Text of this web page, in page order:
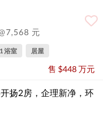
元
浴室 居屋
售 $448 万元
扬2房，企理新净，环